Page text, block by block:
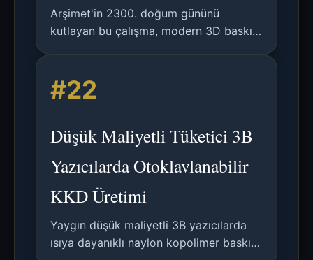
Arşimet'in 2300. doğum gününü
kutlayan bu çalışma, modern 3D baskı
yeniden oluşturmayı ve anlamayı
keşfediyor.
#22
Düşük Maliyetli Tüketici 3B
Yazıcılarda Otoklavlanabilir
KKD Üretimi
Yaygın düşük maliyetli 3B yazıcılarda
ısıya dayanıklı naylon kopolimer baskısı